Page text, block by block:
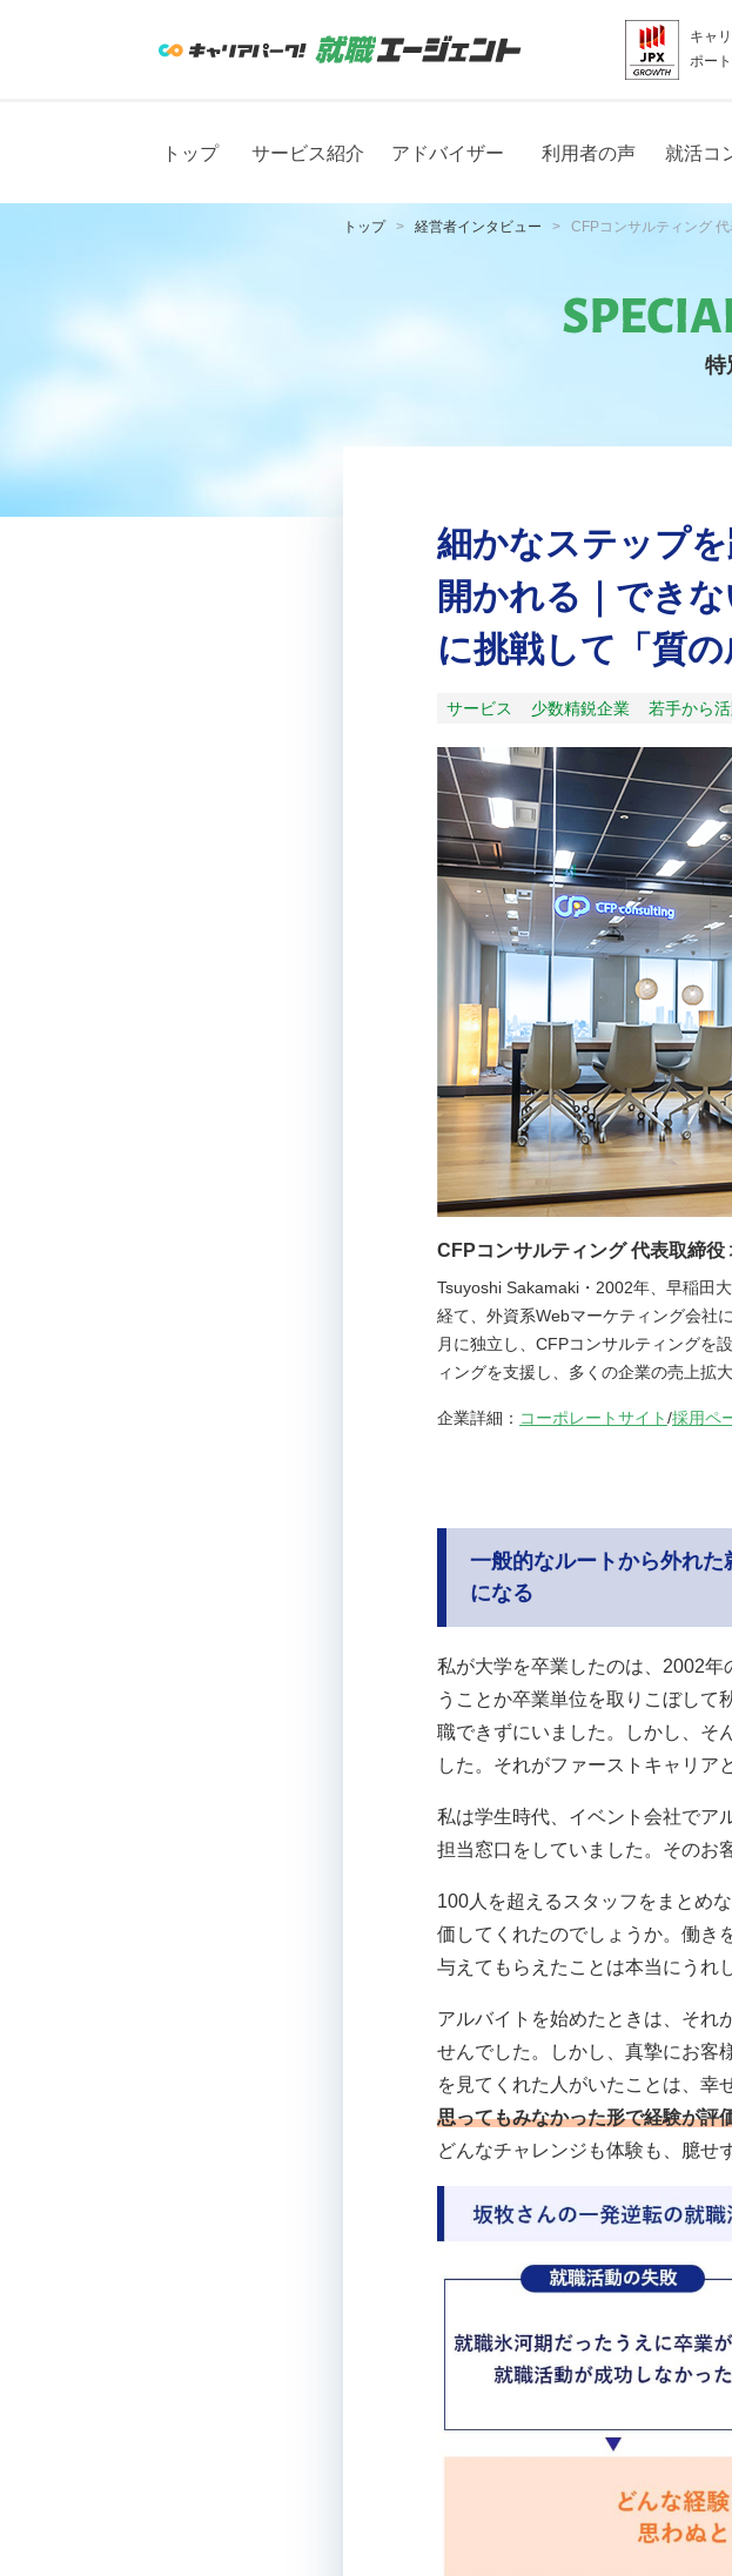
キャ
ポー
トップ サービス紹介 アドバイザー 利用者の声 就活コ
トップ 経営者インタビュー CFPコンサルティング
特
細かなステップ
開かれる｜でき
に挑戦して「質
サービス 少数精鋭企業 若手から
CFPコンサルティング 代表取締役
Tsuyoshi Sakamaki・2002年、早稲田
経て、外資系Webマーケティング会社
月に独立し、CFPコンサルティングを
ィングを支援し、多くの企業の売上拡
企業詳細： コーポレートサイト/採用ペ
一般的なルートから外れ
になる
私が大学を卒業したのは、2002
うことか卒業単位を取りこぼして
職できずにいました。しかし、そ
した。それがファーストキャリア
私は学生時代、イベント会社でア
担当窓口をしていました。そのお
100人を超えるスタッフをまとめ
価してくれたのでしょうか。働き
与えてもらえたことは本当にうれ
アルバイトを始めたときは、それ
せんでした。しかし、真摯にお客
を見てくれた人がいたことは、幸
思ってもみなかった形で経験が評
どんなチャレンジも体験も、臆せ